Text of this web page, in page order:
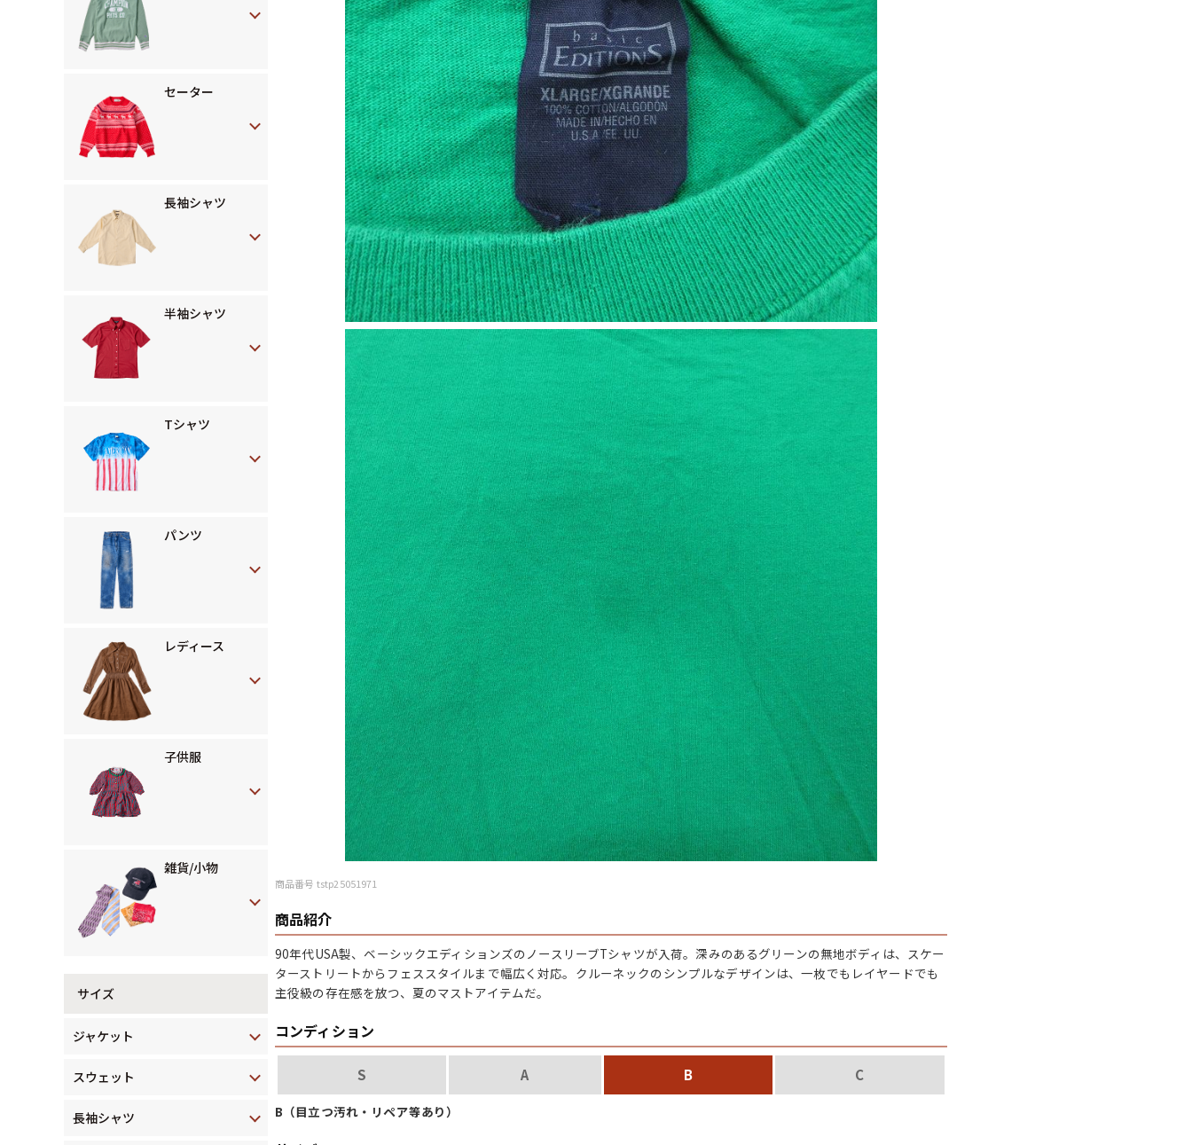
長袖シャツ XS S
半袖シャツ XS S M
Tシャツ XS S M
パンツ
W30以下 W31,W32
W35,W36
W37以上
Search by Maniac マニアックから探す
Tシャツ
Tシャツ
USA製
すべてのマニアックを見る
Search by Period
90年代 80年代
60年代 50年代
すべての年代を見る
週刊ラッシュアウト新聞
メディア・イベント情報
商品番号 tstp25051971
商品紹介
90年代USA製、ベーシックエディションズのノースリーブTシャツが入荷。深みのあるグリーンの無地ボディは、スケー
ターストリートからフェススタイルまで幅広く対応。クルーネックのシンプルなデザインは、一枚でもレイヤードでも
主役級の存在感を放つ、夏のマストアイテムだ。
コンディション
S A B C
B（目立つ汚れ・リペア等あり）
セーター
長袖シャツ
半袖シャツ
Tシャツ
パンツ
レディース
子供服
雑貨/小物
サイズ
ジャケット
スウェット
長袖シャツ